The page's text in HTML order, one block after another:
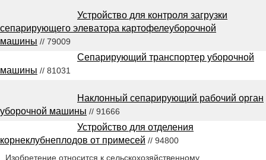
Устройство для контроля загрузки
сепарирующего элеватора картофелеуборочной
машины // 79009
Сепарирующий транспортер уборочной
машины // 81031
Наклонный сепарирующий рабочий орган
уборочной машины // 91666
Устройство для отделения
корнеклубнеплодов от примесей // 94800
Изобретение относится к сельскохозяйственному